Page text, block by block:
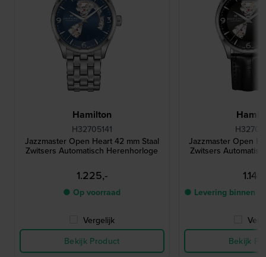
Hamilton
H32705141
Jazzmaster Open Heart 42 mm Staal
Zwitsers Automatisch Herenhorloge
1.225,-
● Op voorraad
Vergelijk
Bekijk Product
Jazzmaster Open
Zwitsers
● Levering binnen 2
Bekijk